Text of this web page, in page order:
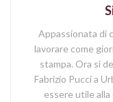
Appassionata di
lavorare come
stampa. Ora si
Fabrizio Pucci a
essere utile